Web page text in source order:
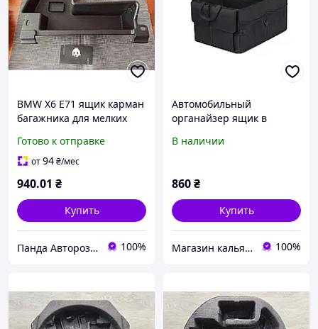
BMW X6 E71 ящик карман
багажника для мелких
Готово к отправке
от94₴/мес
940.01 ₴
Купить
Панда Авторозборка 100%
Автомобильный
органайзер ящик в
Elegant Maxi
В наличии
860₴
Купить
Магазин кальянов DHS 100%